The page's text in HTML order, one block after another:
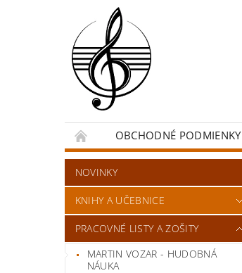
OBCHODNÉ PODMIENKY
NOVINKY
KNIHY A UČEBNICE
PRACOVNÉ LISTY A ZOŠITY
MARTIN VOZAR - HUDOBNÁ
NÁUKA